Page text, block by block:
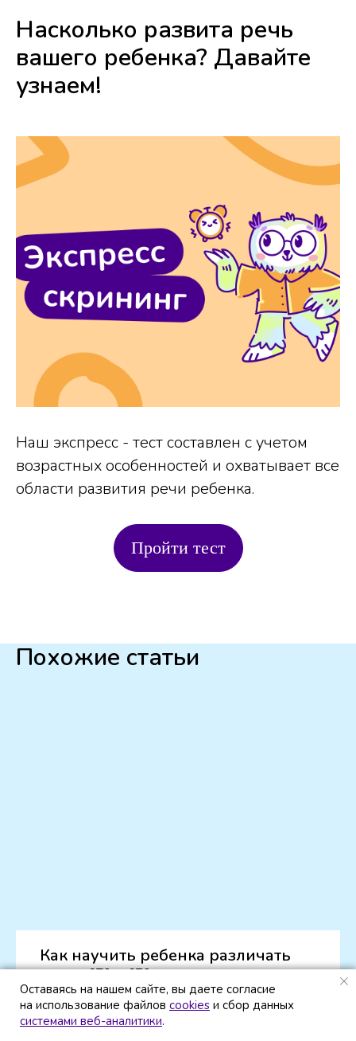
Оставаясь на нашем сайте, вы даете согласие
на использование файлов cookies и сбор данных
системами веб-аналитики.
Оставаясь на нашем сайте, вы даете согласие
на использование файлов cookies и сбор данных
системами веб-аналитики.
Насколько развита речь
вашего ребенка? Давайте
узнаем!
Наш экспресс - тест составлен с учетом
возрастных особенностей и охватывает все
области развития речи ребенка.
Пройти тест
Похожие статьи
Как научить ребенка различать
звуки [Р] и [В]: пошаговое
руководство
В этой статье мы расскажем о том, как помочь